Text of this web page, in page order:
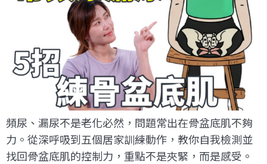
頻尿、漏尿不是老化必然，問題常出在骨盆底肌不夠
力。從深呼吸到五個居家訓練動作，教你自我檢測並
找回骨盆底肌的控制力，重點不是夾緊，而是感受。